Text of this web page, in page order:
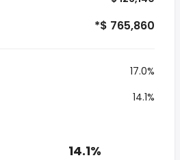
*$ 765,860
17.0%
14.1%
14.1%